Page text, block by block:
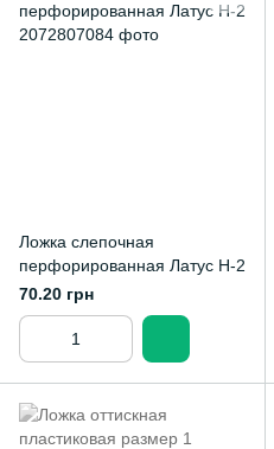
Ложка слепочная
перфорированная Латус Н-2
70.20 грн